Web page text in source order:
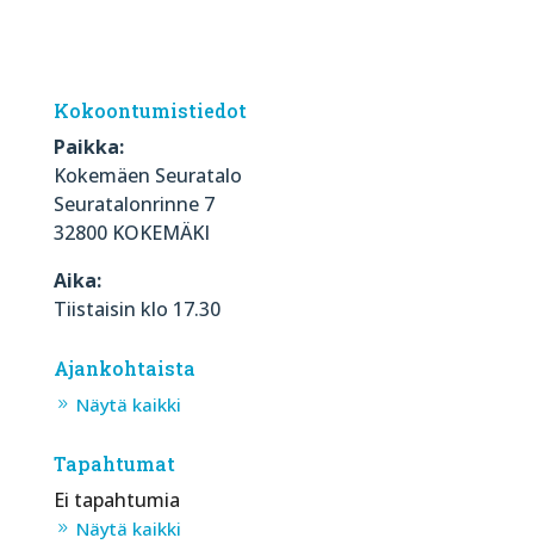
Kokoontumistiedot
Paikka:
Kokemäen Seuratalo
Seuratalonrinne 7
32800 KOKEMÄKI
Aika:
Tiistaisin klo 17.30
Ajankohtaista
Näytä kaikki
Tapahtumat
Ei tapahtumia
Näytä kaikki